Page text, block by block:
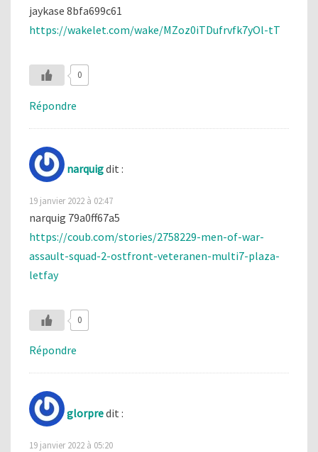
jaykase 8bfa699c61
https://wakelet.com/wake/MZoz0iTDufrvfk7yOl-tT
0
Répondre
narquigdit :
19 janvier 2022 à 02:47
narquig 79a0ff67a5
https://coub.com/stories/2758229-men-of-war-
assault-squad-2-ostfront-veteranen-multi7-plaza-
letfay
0
Répondre
glorpredit :
19 janvier 2022 à 05:20